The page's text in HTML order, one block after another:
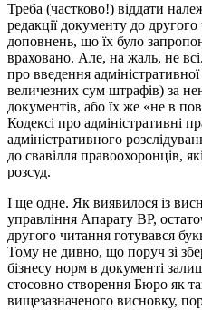
Треба (частково!) віддати
редакції документу до
доповнень, що їх було
враховано. Але, на жаль, не
про введення адміністративної
величезних сум штрафів) за
документів, або їх же «не в
Кодексі про адміністративні
адміністративного
до свавілля правоохоронців,
розсуд.
І ще одне. Як виявилося із
управління Апарату ВР,
другого читання готувався
Тому не дивно, що поруч зі
бізнесу норм в документі
стосовно створення Бюро як
вищезазначеного висновку,